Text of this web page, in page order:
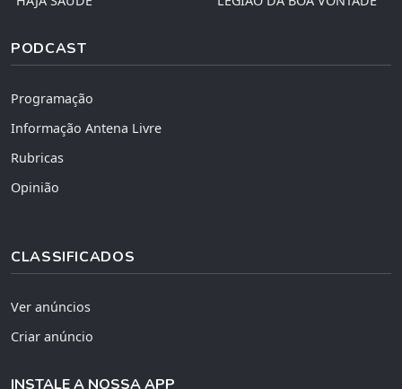
PODCAST
Programação
Informação Antena Livre
Rubricas
Opinião
CLASSIFICADOS
Ver anúncios
Criar anúncio
INSTALE A NOSSA APP